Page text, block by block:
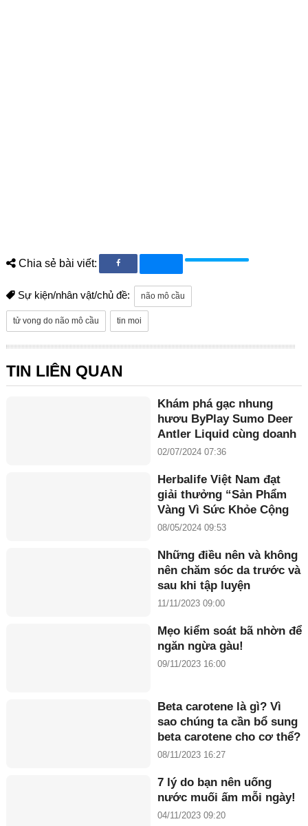
Chia sẻ bài viết:
Sự kiện/nhân vật/chủ đề: não mô cầu
tử vong do não mô cầu tin moi
TIN LIÊN QUAN
Khám phá gạc nhung
hươu ByPlay Sumo Deer
Antler Liquid cùng doanh
nhân Maria Tuyền
02/07/2024 07:36
Herbalife Việt Nam đạt
giải thưởng “Sản Phẩm
Vàng Vì Sức Khỏe Cộng
Đồng năm 2024”
08/05/2024 09:53
Những điều nên và không
nên chăm sóc da trước và
sau khi tập luyện
11/11/2023 09:00
Mẹo kiểm soát bã nhờn để
ngăn ngừa gàu!
09/11/2023 16:00
Beta carotene là gì? Vì
sao chúng ta cần bổ sung
beta carotene cho cơ thể?
08/11/2023 16:27
7 lý do bạn nên uống
nước muối ấm mỗi ngày!
04/11/2023 09:20